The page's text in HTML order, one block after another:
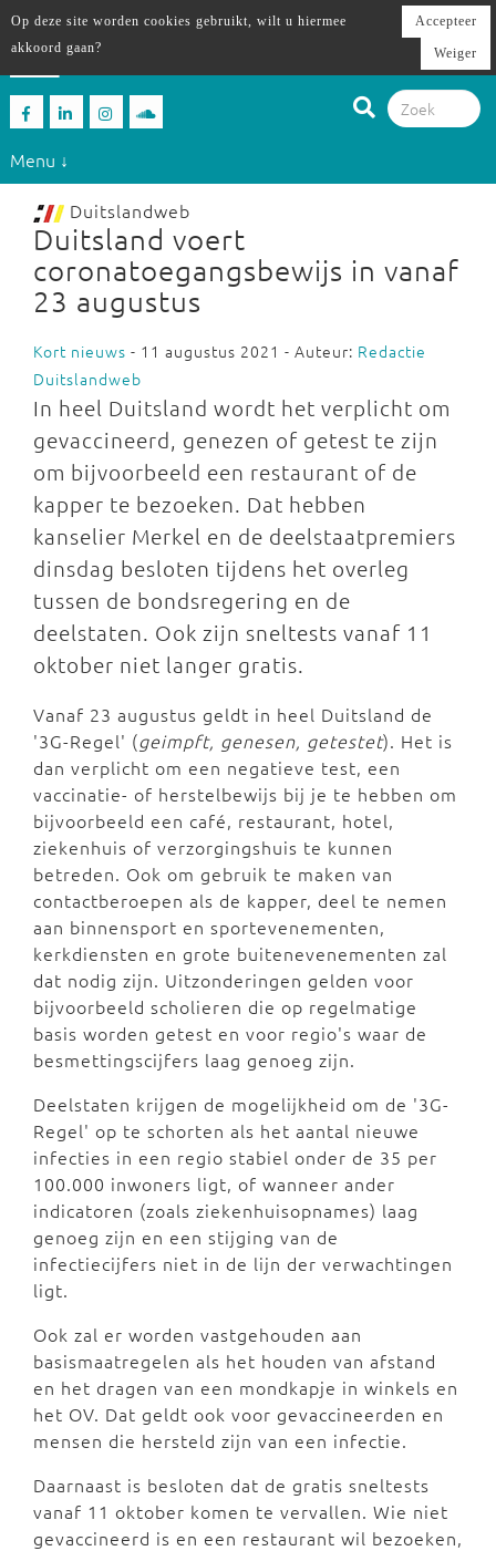
Menu ↓
Duitslandweb
Duitsland voert
coronatoegangsbewijs in vanaf
23 augustus
Kort nieuws - 11 augustus 2021 - Auteur: Redactie
Duitslandweb
In heel Duitsland wordt het verplicht om
gevaccineerd, genezen of getest te zijn
om bijvoorbeeld een restaurant of de
kapper te bezoeken. Dat hebben
kanselier Merkel en de deelstaatpremiers
dinsdag besloten tijdens het overleg
tussen de bondsregering en de
deelstaten. Ook zijn sneltests vanaf 11
oktober niet langer gratis.
Vanaf 23 augustus geldt in heel Duitsland de
'3G-Regel' (geimpft, genesen, getestet). Het is
dan verplicht om een negatieve test, een
vaccinatie- of herstelbewijs bij je te hebben om
bijvoorbeeld een café, restaurant, hotel,
ziekenhuis of verzorgingshuis te kunnen
betreden. Ook om gebruik te maken van
contactberoepen als de kapper, deel te nemen
aan binnensport en sportevenementen,
kerkdiensten en grote buitenevenementen zal
dat nodig zijn. Uitzonderingen gelden voor
bijvoorbeeld scholieren die op regelmatige
basis worden getest en voor regio's waar de
besmettingscijfers laag genoeg zijn.
Deelstaten krijgen de mogelijkheid om de '3G-
Regel' op te schorten als het aantal nieuwe
infecties in een regio stabiel onder de 35 per
100.000 inwoners ligt, of wanneer ander
indicatoren (zoals ziekenhuisopnames) laag
genoeg zijn en een stijging van de
infectiecijfers niet in de lijn der verwachtingen
ligt.
Ook zal er worden vastgehouden aan
basismaatregelen als het houden van afstand
en het dragen van een mondkapje in winkels en
het OV. Dat geldt ook voor gevaccineerden en
mensen die hersteld zijn van een infectie.
Daarnaast is besloten dat de gratis sneltests
vanaf 11 oktober komen te vervallen. Wie niet
gevaccineerd is en een restaurant wil bezoeken,
Op deze site worden cookies gebruikt, wilt u hiermee
akkoord gaan?
Accepteer
Weiger